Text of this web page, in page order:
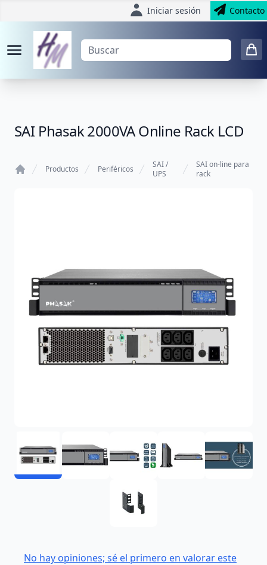
Iniciar sesión Contacto
SAI Phasak 2000VA Online Rack LCD
Productos Periféricos
SAI /
UPS
SAI on-line para
rack
No hay opiniones; sé el primero en valorar este